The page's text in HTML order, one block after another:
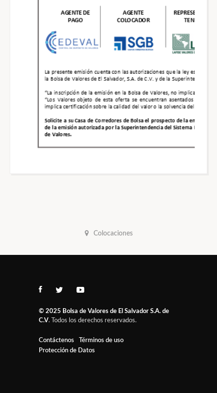
Colocaciones
© 2025 Bolsa de Valores de El Salvador S.A. de
C.V. Todos los derechos reservados.
Contáctenos
Términos de uso
Protección de Datos